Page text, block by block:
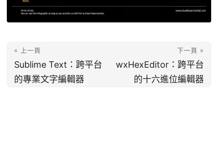
« 上一頁
Sublime Text：跨平台
的專業文字編輯器
下一頁 »
wxHexEditor：跨平台
的十六進位編輯器